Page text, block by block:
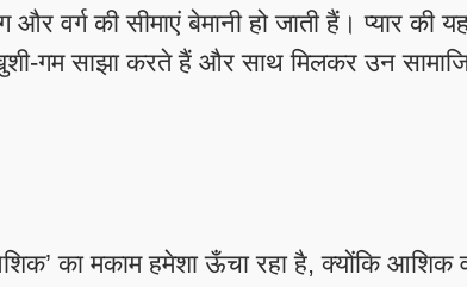
और वर्ग की सीमाएं बेमानी हो जाती हैं। प्यार की
खुशी-गम साझा करते हैं और साथ मिलकर उन
का मकाम हमेशा ऊँचा रहा है, क्योंकि